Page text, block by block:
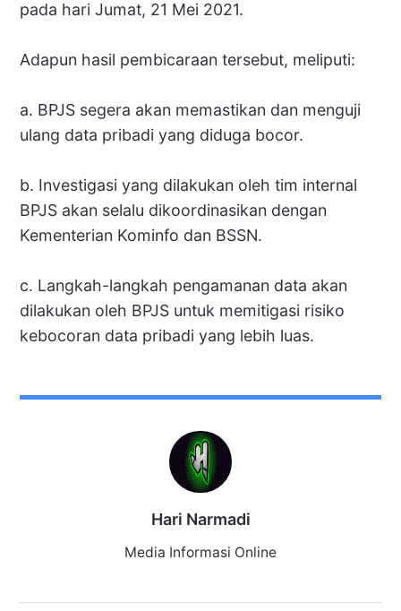
pada hari Jumat, 21 Mei 2021.
Adapun hasil pembicaraan tersebut, meliputi:
a. BPJS segera akan memastikan dan menguji
ulang data pribadi yang diduga bocor.
b. Investigasi yang dilakukan oleh tim internal
BPJS akan selalu dikoordinasikan dengan
Kementerian Kominfo dan BSSN.
c. Langkah-langkah pengamanan data akan
dilakukan oleh BPJS untuk memitigasi risiko
kebocoran data pribadi yang lebih luas.
Hari Narmadi
Media Informasi Online